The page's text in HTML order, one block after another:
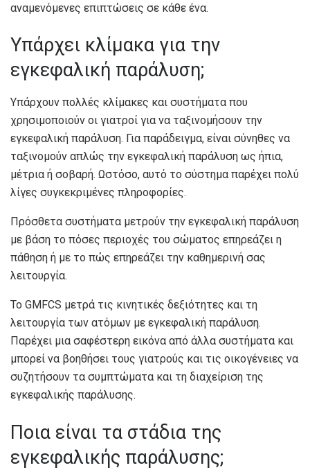
αναμενόμενες επιπτώσεις σε κάθε ένα.
Υπάρχει κλίμακα για την
εγκεφαλική παράλυση;
Υπάρχουν πολλές κλίμακες και συστήματα που
χρησιμοποιούν οι γιατροί για να ταξινομήσουν την
εγκεφαλική παράλυση. Για παράδειγμα, είναι σύνηθες να
ταξινομούν απλώς την εγκεφαλική παράλυση ως ήπια,
μέτρια ή σοβαρή. Ωστόσο, αυτό το σύστημα παρέχει πολύ
λίγες συγκεκριμένες πληροφορίες.
Πρόσθετα συστήματα μετρούν την εγκεφαλική παράλυση
με βάση το πόσες περιοχές του σώματος επηρεάζει η
πάθηση ή με το πώς επηρεάζει την καθημερινή σας
λειτουργία.
Το GMFCS μετρά τις κινητικές δεξιότητες και τη
λειτουργία των ατόμων με εγκεφαλική παράλυση.
Παρέχει μια σαφέστερη εικόνα από άλλα συστήματα και
μπορεί να βοηθήσει τους γιατρούς και τις οικογένειες να
συζητήσουν τα συμπτώματα και τη διαχείριση της
εγκεφαλικής παράλυσης.
Ποια είναι τα στάδια της
εγκεφαλικής παράλυσης;